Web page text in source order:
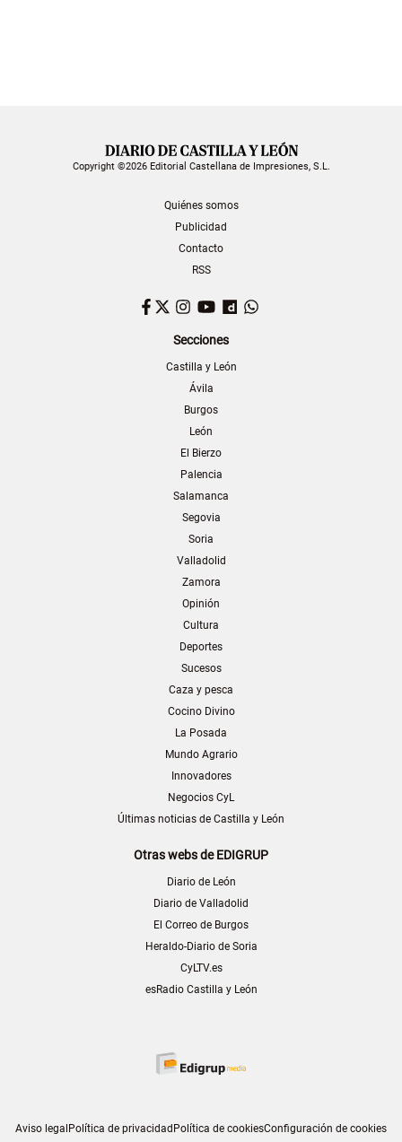
Copyright ©2026 Editorial Castellana de Impresiones, S.L.
Quiénes somos
Publicidad
Contacto
RSS
Facebook
TwitterInstagram
YouTubeDailymotion
Secciones
Castilla y León
Ávila
Burgos
León
El Bierzo
Palencia
Salamanca
Segovia
Soria
Valladolid
Zamora
Opinión
Cultura
Deportes
Sucesos
Caza y pesca
Cocino Divino
La Posada
Mundo Agrario
Innovadores
Negocios CyL
Últimas noticias de Castilla y León
Otras webs de EDIGRUP
Diario de León
Diario de Valladolid
El Correo de Burgos
Heraldo-Diario de Soria
CyLTV.es
esRadio Castilla y León
Aviso legalPolítica de privacidadPolítica de cookiesConfiguración de cookies